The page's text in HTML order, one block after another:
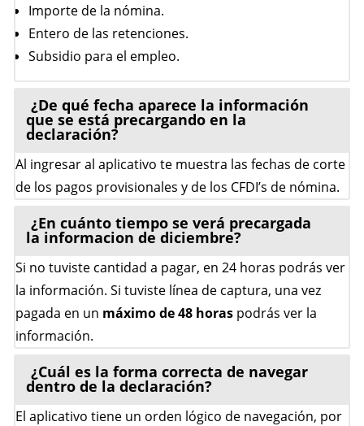
Importe de la nómina.
Entero de las retenciones.
Subsidio para el empleo.
¿De qué fecha aparece la información
que se está precargando en la
declaración?
Al ingresar al aplicativo te muestra las fechas de corte
de los pagos provisionales y de los CFDI’s de nómina.
¿En cuánto tiempo se verá precargada
la informacion de diciembre?
Si no tuviste cantidad a pagar, en 24 horas podrás ver
la información. Si tuviste línea de captura, una vez
pagada en un máximo de 48 horas podrás ver la
información.
¿Cuál es la forma correcta de navegar
dentro de la declaración?
El aplicativo tiene un orden lógico de navegación, por